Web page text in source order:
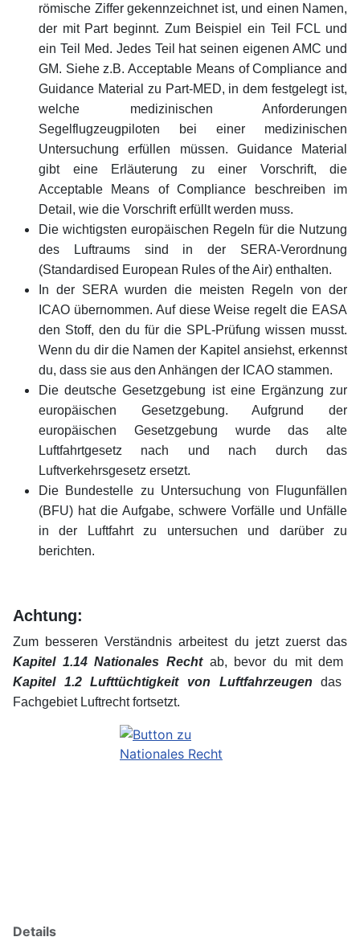
römische Ziffer gekennzeichnet ist, und einen Namen,
der mit Part beginnt. Zum Beispiel ein Teil FCL und
ein Teil Med. Jedes Teil hat seinen eigenen AMC und
GM. Siehe z.B. Acceptable Means of Compliance and
Guidance Material zu Part-MED, in dem festgelegt ist,
welche medizinischen Anforderungen
Segelflugzeugpiloten bei einer medizinischen
Untersuchung erfüllen müssen. Guidance Material
gibt eine Erläuterung zu einer Vorschrift, die
Acceptable Means of Compliance beschreiben im
Detail, wie die Vorschrift erfüllt werden muss.
Die wichtigsten europäischen Regeln für die Nutzung
des Luftraums sind in der SERA-Verordnung
(Standardised European Rules of the Air) enthalten.
In der SERA wurden die meisten Regeln von der
ICAO übernommen. Auf diese Weise regelt die EASA
den Stoff, den du für die SPL-Prüfung wissen musst.
Wenn du dir die Namen der Kapitel ansiehst, erkennst
du, dass sie aus den Anhängen der ICAO stammen.
Die deutsche Gesetzgebung ist eine Ergänzung zur
europäischen Gesetzgebung. Aufgrund der
europäischen Gesetzgebung wurde das alte
Luftfahrtgesetz nach und nach durch das
Luftverkehrsgesetz ersetzt.
Die Bundestelle zu Untersuchung von Flugunfällen
(BFU) hat die Aufgabe, schwere Vorfälle und Unfälle
in der Luftfahrt zu untersuchen und darüber zu
berichten.
Achtung:
Zum besseren Verständnis arbeitest du jetzt zuerst das
Kapitel 1.14 Nationales Rechtab, bevor du mit dem
Kapitel 1.2 Lufttüchtigkeit von Luftfahrzeugen das
Fachgebiet Luftrecht fortsetzt.
Details